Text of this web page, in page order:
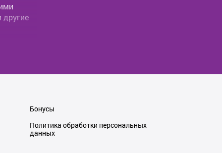
могли
Бонусы
Политика обработки персональных
данных